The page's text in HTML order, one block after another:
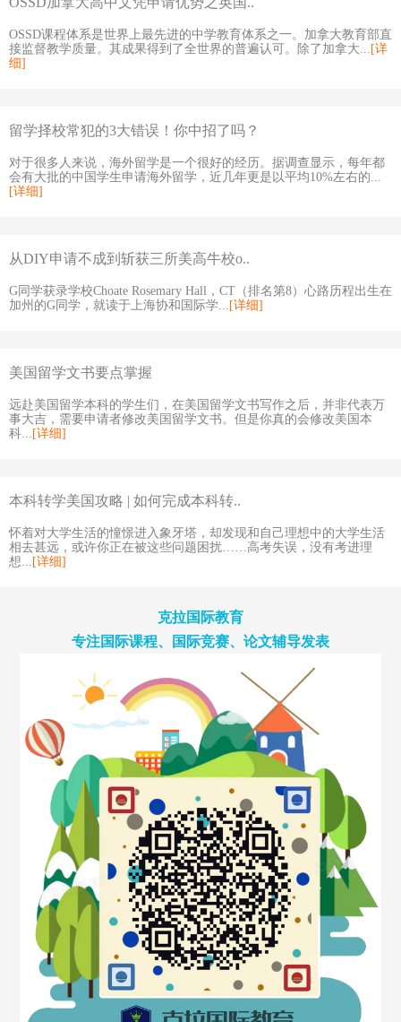
OSSD课程体系是世界上最先进的中学教育体系之一。加拿大教育部直
接监督教学质量。其成果得到了全世界的普遍认可。除了加拿大... [详
细]
留学择校常犯的3大错误！你中招了吗？
对于很多人来说，海外留学是一个很好的经历。据调查显示，每年都
会有大批的中国学生申请海外留学，近几年更是以平均10%左右的...
[详细]
从DIY申请不成到斩获三所美高牛校o..
G同学获录学校Choate Rosemary Hall，CT（排名第8）心路历程出生在
加州的G同学，就读于上海协和国际学... [详细]
美国留学文书要点掌握
远赴美国留学本科的学生们，在美国留学文书写作之后，并非代表万
事大吉，需要申请者修改美国留学文书。但是你真的会修改美国本
科... [详细]
本科转学美国攻略 | 如何完成本科转..
怀着对大学生活的憧憬进入象牙塔，却发现和自己理想中的大学生活
相去甚远，或许你正在被这些问题困扰……高考失误，没有考进理
想... [详细]
克拉国际教育
专注国际课程、国际竞赛、论文辅导发表